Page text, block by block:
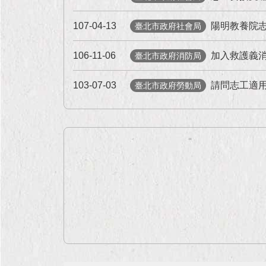
107-04-13 臺北市政府社會局 陽明教養院
106-11-06 臺北市政府消防局 加入救護義
103-07-03 臺北市政府勞動局 請問志工適